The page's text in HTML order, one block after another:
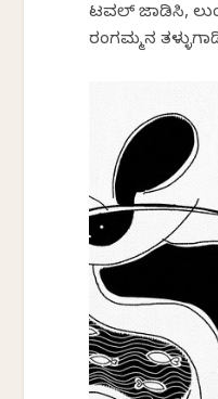
ಟವಲ್ ಜಾಡಿಸಿ,
ರಂಗಮ್ಮನ